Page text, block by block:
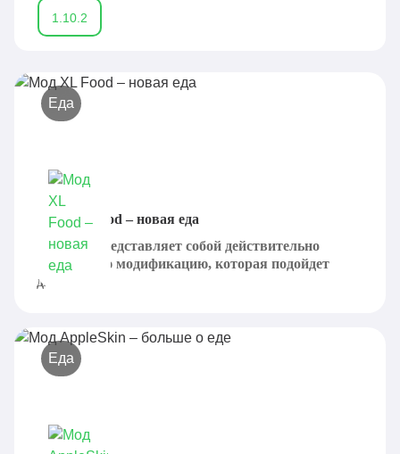
1.10.2
Еда
Мод XL Food – новая еда
XL Food представляет собой действительно
интересную модификацию, которая подойдет
для...
Еда